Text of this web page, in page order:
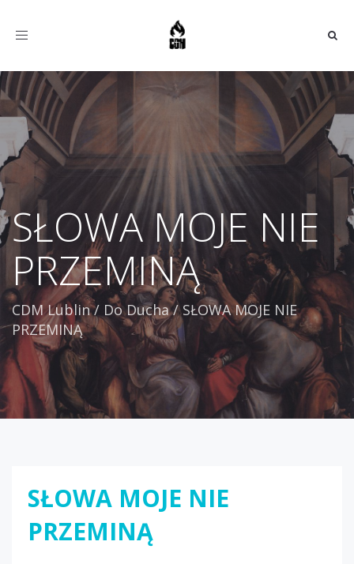
Toggle
SŁOWA MOJE NIE
PRZEMINĄ
CDM Lublin/ Do Ducha/SŁOWA MOJE NIE
PRZEMINĄ
SŁOWA MOJE NIE
PRZEMINĄ